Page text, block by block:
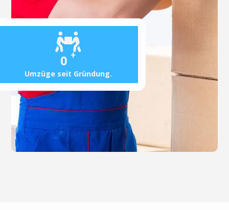
0 +
Umzüge seit Gründung.